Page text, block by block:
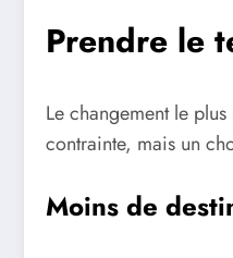
Prendre le
Le changement le
contrainte, mais un
Moins de